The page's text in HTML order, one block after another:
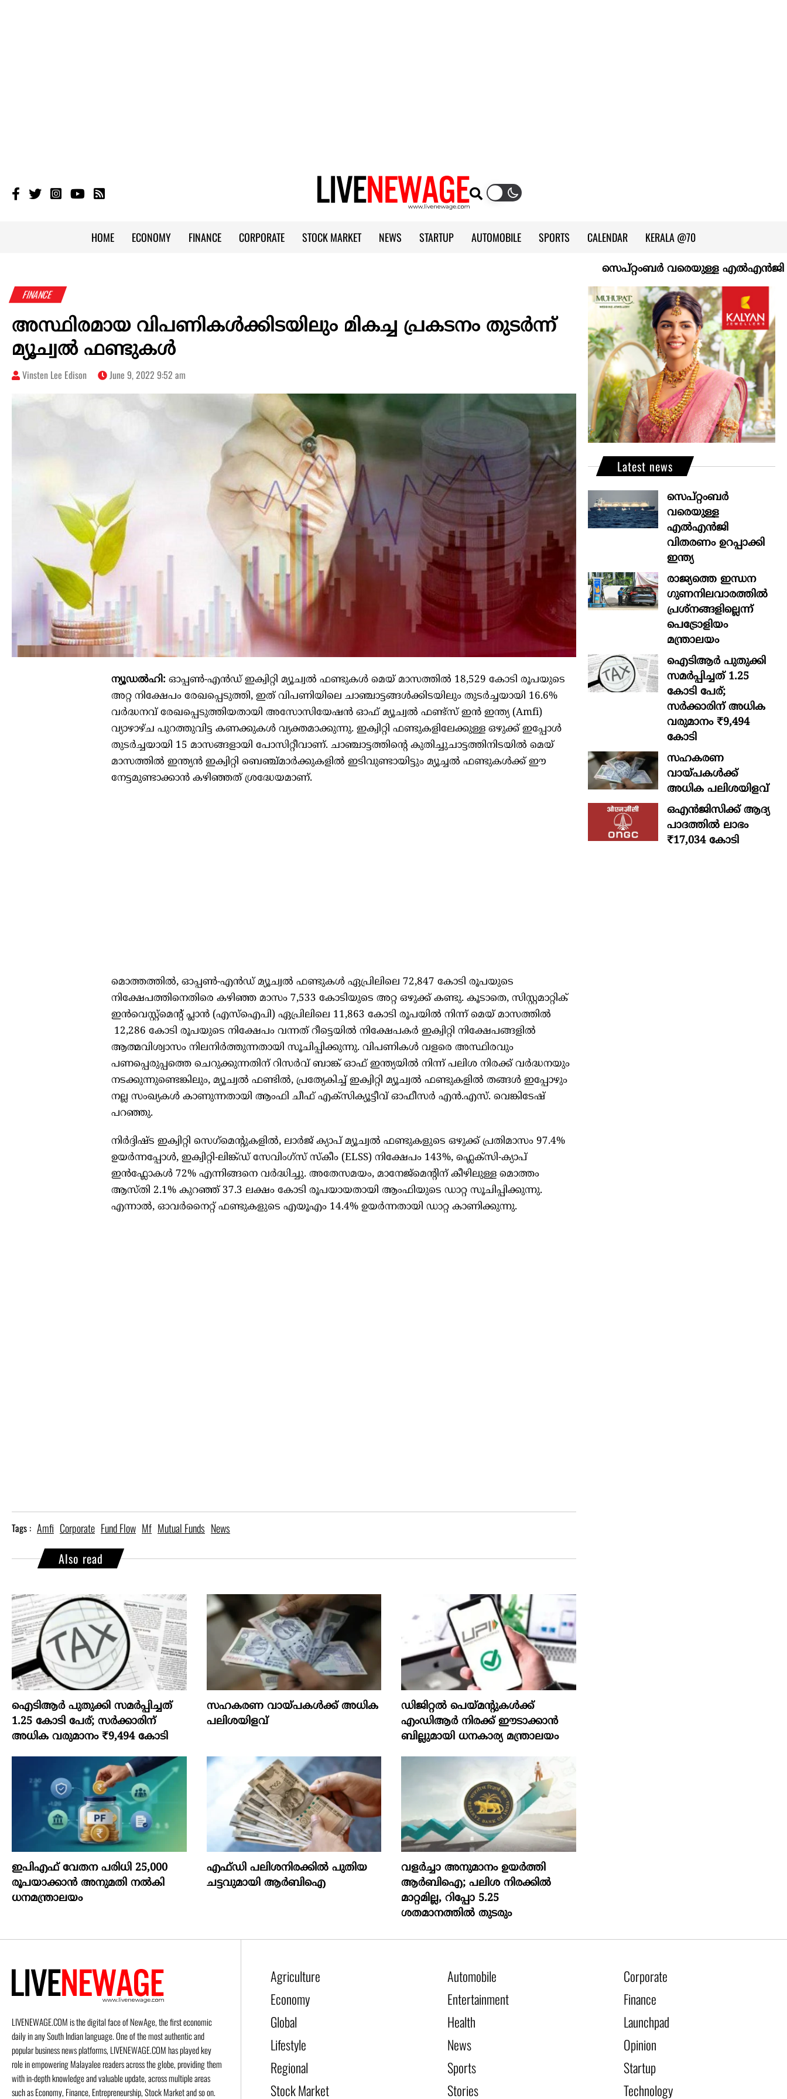
HOME ECONOMY FINANCE CORPORATE STOCK MARKET NEWS STARTUP AUTOMOBILE SPORTS CALENDAR KERALA @70
സെപ്റ്റംബർ വരെയുള്ള എൽഎൻജി വിതരണം
FINANCE
അസ്ഥിരമായ വിപണികൾക്കിടയിലും മികച്ച പ്രകടനം തുടർന്ന്
മ്യൂച്വൽ ഫണ്ടുകൾ
Vinsten Lee Edison June 9, 2022 9:52 am
ന്യൂഡൽഹി: ഓപ്പൺ-എൻഡ് ഇക്വിറ്റി മ്യൂച്വൽ ഫണ്ടുകൾ മെയ് മാസത്തിൽ 18,529 കോടി രൂപയുടെ
അറ്റ ​​നിക്ഷേപം രേഖപ്പെടുത്തി, ഇത് വിപണിയിലെ ചാഞ്ചാട്ടങ്ങൾക്കിടയിലും തുടർച്ചയായി 16.6%
വർദ്ധനവ് രേഖപ്പെടുത്തിയതായി അസോസിയേഷൻ ഓഫ് മ്യൂച്വൽ ഫണ്ട്സ് ഇൻ ഇന്ത്യ (Amfi)
വ്യാഴാഴ്ച പുറത്തുവിട്ട കണക്കുകൾ വ്യക്തമാക്കുന്നു. ഇക്വിറ്റി ഫണ്ടുകളിലേക്കുള്ള ഒഴുക്ക് ഇപ്പോൾ
തുടർച്ചയായി 15 മാസങ്ങളായി പോസിറ്റീവാണ്. ചാഞ്ചാട്ടത്തിന്റെ കുതിച്ചുചാട്ടത്തിനിടയിൽ മെയ്
മാസത്തിൽ ഇന്ത്യൻ ഇക്വിറ്റി ബെഞ്ച്മാർക്കുകളിൽ ഇടിവുണ്ടായിട്ടും മ്യൂച്ചൽ ഫണ്ടുകൾക്ക് ഈ
നേട്ടമുണ്ടാക്കാൻ കഴിഞ്ഞത് ശ്രദ്ധേയമാണ്.
മൊത്തത്തിൽ, ഓപ്പൺ-എൻഡ് മ്യൂച്വൽ ഫണ്ടുകൾ ഏപ്രിലിലെ 72,847 കോടി രൂപയുടെ
നിക്ഷേപത്തിനെതിരെ കഴിഞ്ഞ മാസം 7,533 കോടിയുടെ അറ്റ ​​ഒഴുക്ക് കണ്ടു. കൂടാതെ, സിസ്റ്റമാറ്റിക്
ഇൻവെസ്റ്റ്‌മെന്റ് പ്ലാൻ (എസ്‌ഐ‌പി) ഏപ്രിലിലെ 11,863 കോടി രൂപയിൽ നിന്ന് മെയ് മാസത്തിൽ
12,286 കോടി രൂപയുടെ നിക്ഷേപം വന്നത് റീട്ടെയിൽ നിക്ഷേപകർ ഇക്വിറ്റി നിക്ഷേപങ്ങളിൽ
ആത്മവിശ്വാസം നിലനിർത്തുന്നതായി സൂചിപ്പിക്കുന്നു. വിപണികൾ വളരെ അസ്ഥിരവും
പണപ്പെരുപ്പത്തെ ചെറുക്കുന്നതിന് റിസർവ് ബാങ്ക് ഓഫ് ഇന്ത്യയിൽ നിന്ന് പലിശ നിരക്ക് വർദ്ധനയും
നടക്കുന്നുണ്ടെങ്കിലും, മ്യൂച്വൽ ഫണ്ടിൽ, പ്രത്യേകിച്ച് ഇക്വിറ്റി മ്യൂച്വൽ ഫണ്ടുകളിൽ തങ്ങൾ ഇപ്പോഴും
നല്ല സംഖ്യകൾ കാണുന്നതായി ആംഫി ചീഫ് എക്സിക്യൂട്ടീവ് ഓഫീസർ എൻ.എസ്. വെങ്കിടേഷ്
പറഞ്ഞു.
നിർദ്ദിഷ്ട ഇക്വിറ്റി സെഗ്‌മെന്റുകളിൽ, ലാർജ് ക്യാപ് മ്യൂച്വൽ ഫണ്ടുകളുടെ ഒഴുക്ക് പ്രതിമാസം 97.4%
ഉയർന്നപ്പോൾ, ഇക്വിറ്റി-ലിങ്ക്ഡ് സേവിംഗ്‌സ് സ്‌കീം (ELSS) നിക്ഷേപം 143%, ഫ്ലെക്‌സി-ക്യാപ്
ഇൻഫ്ലോകൾ 72% എന്നിങ്ങനെ വർദ്ധിച്ചു. അതേസമയം, മാനേജ്‌മെന്റിന് കീഴിലുള്ള മൊത്തം
ആസ്തി 2.1% കുറഞ്ഞ് 37.3 ലക്ഷം കോടി രൂപയായതായി ആംഫിയുടെ ഡാറ്റ സൂചിപ്പിക്കുന്നു.
എന്നാൽ, ഓവർനൈറ്റ് ഫണ്ടുകളുടെ എയൂഎം 14.4% ഉയർന്നതായി ഡാറ്റ കാണിക്കുന്നു.
Tags : Amfi Corporate Fund Flow Mf Mutual Funds News
Also read
ഐടിആര്‍ പുതുക്കി സമർപ്പിച്ചത്
1.25 കോടി പേര്; സർക്കാരിന്
അധിക വരുമാനം ₹9,494 കോടി
സഹകരണ വായ്പകള്‍ക്ക് അധിക
പലിശയിളവ്
ഡിജിറ്റൽ പെയ്മന്റുകൾക്ക്
എംഡിആർ നിരക്ക് ഈടാക്കാൻ
ബില്ലുമായി ധനകാര്യ മന്ത്രാലയം
ഇപിഎഫ് വേതന പരിധി 25,000
രൂപയാക്കാൻ അനുമതി നൽകി
ധനമന്ത്രാലയം
എഫ്‍ഡി പലിശനിരക്കിൽ പുതിയ
ചട്ടവുമായി ആർബിഐ
വളർച്ചാ അനുമാനം ഉയർത്തി
ആർബിഐ; പലിശ നിരക്കിൽ
മാറ്റമില്ല, റിപ്പോ 5.25
ശതമാനത്തിൽ തുടരും
Latest news
സെപ്റ്റംബർ
വരെയുള്ള
എൽഎൻജി
വിതരണം ഉറപ്പാക്കി
ഇന്ത്യ
രാജ്യത്തെ ഇന്ധന
ഗുണനിലവാരത്തില്‍
പ്രശ്‌നങ്ങളില്ലെന്ന്
പെട്രോളിയം
മന്ത്രാലയം
ഐടിആര്‍ പുതുക്കി
സമർപ്പിച്ചത് 1.25
കോടി പേര്;
സർക്കാരിന് അധിക
വരുമാനം ₹9,494
കോടി
സഹകരണ
വായ്പകള്‍ക്ക്
അധിക പലിശയിളവ്
ഒഎന്‍ജിസിക്ക് ആദ്യ
പാദത്തില്‍ ലാഭം
₹17,034 കോടി
LIVENEWAGE.COM is the digital face of NewAge, the first economic
daily in any South Indian language. One of the most authentic and
popular business news platforms, LIVENEWAGE.COM has played key
role in empowering Malayalee readers across the globe, providing them
with in-depth knowledge and valuable update, across multiple areas
such as Economy, Finance, Entrepreneurship, Stock Market and so on.
Agriculture Automobile
Corporate
Economy
Entertainment
Finance
Global
Health
Launchpad
Lifestyle
News
Opinion
Regional
Sports
Startup
Stock Market
Stories Technology